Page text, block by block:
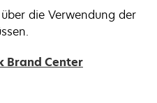
die Verwendung der
Brand Center